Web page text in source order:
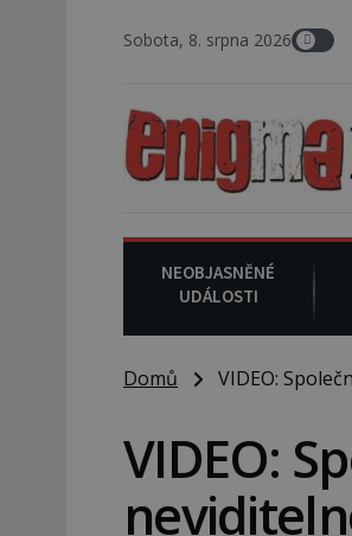
Sobota, 8. srpna 20268.
NEOBJASNĚNÉ
UDÁLOSTI
Domů VIDEO:
VIDEO: